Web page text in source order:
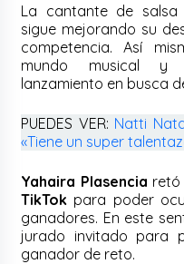
La cantante de salsa
sigue mejorando su
competencia. Así
mundo musical y
lanzamiento en busca
PUEDES VER: Natti
«Tiene un super
Yahaira Plasencia retó
TikTok para poder
ganadores. En este
jurado invitado para
ganador de reto.